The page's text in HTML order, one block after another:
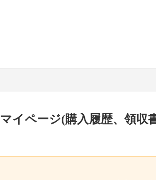
マイページ(購入履歴、領収